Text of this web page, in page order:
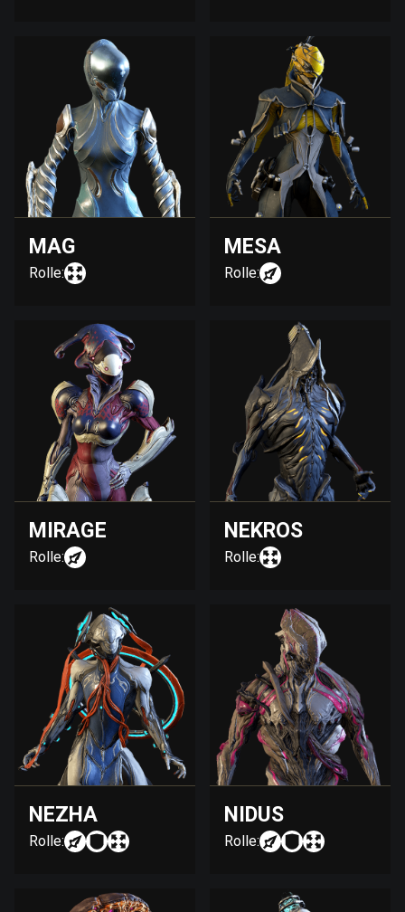
MAG
Rolle:
MESA
Rolle:
MIRAGE
Rolle:
NEKROS
Rolle:
NEZHA
Rolle:
NIDUS
Rolle: